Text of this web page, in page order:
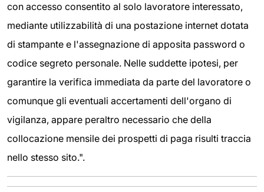
con accesso consentito al solo lavoratore interessato,
mediante utilizzabilità di una postazione internet dotata
di stampante e l'assegnazione di apposita password o
codice segreto personale. Nelle suddette ipotesi, per
garantire la verifica immediata da parte del lavoratore o
comunque gli eventuali accertamenti dell'organo di
vigilanza, appare peraltro necessario che della
collocazione mensile dei prospetti di paga risulti traccia
nello stesso sito.".